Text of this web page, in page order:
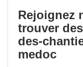
Rejoignez
trouver
des-
medoc